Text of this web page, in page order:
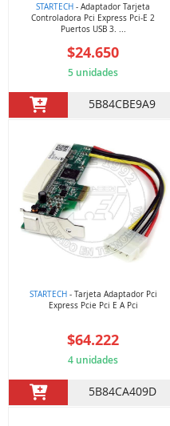
STARTECH - Adaptador Tarjeta
Controladora Pci Express Pci-E 2
Puertos USB 3. ...
$24.650
5 unidades
5B84CBE9A9
STARTECH- Tarjeta Adaptador Pci
Express Pcie Pci E A Pci
$64.222
4 unidades
5B84CA409D